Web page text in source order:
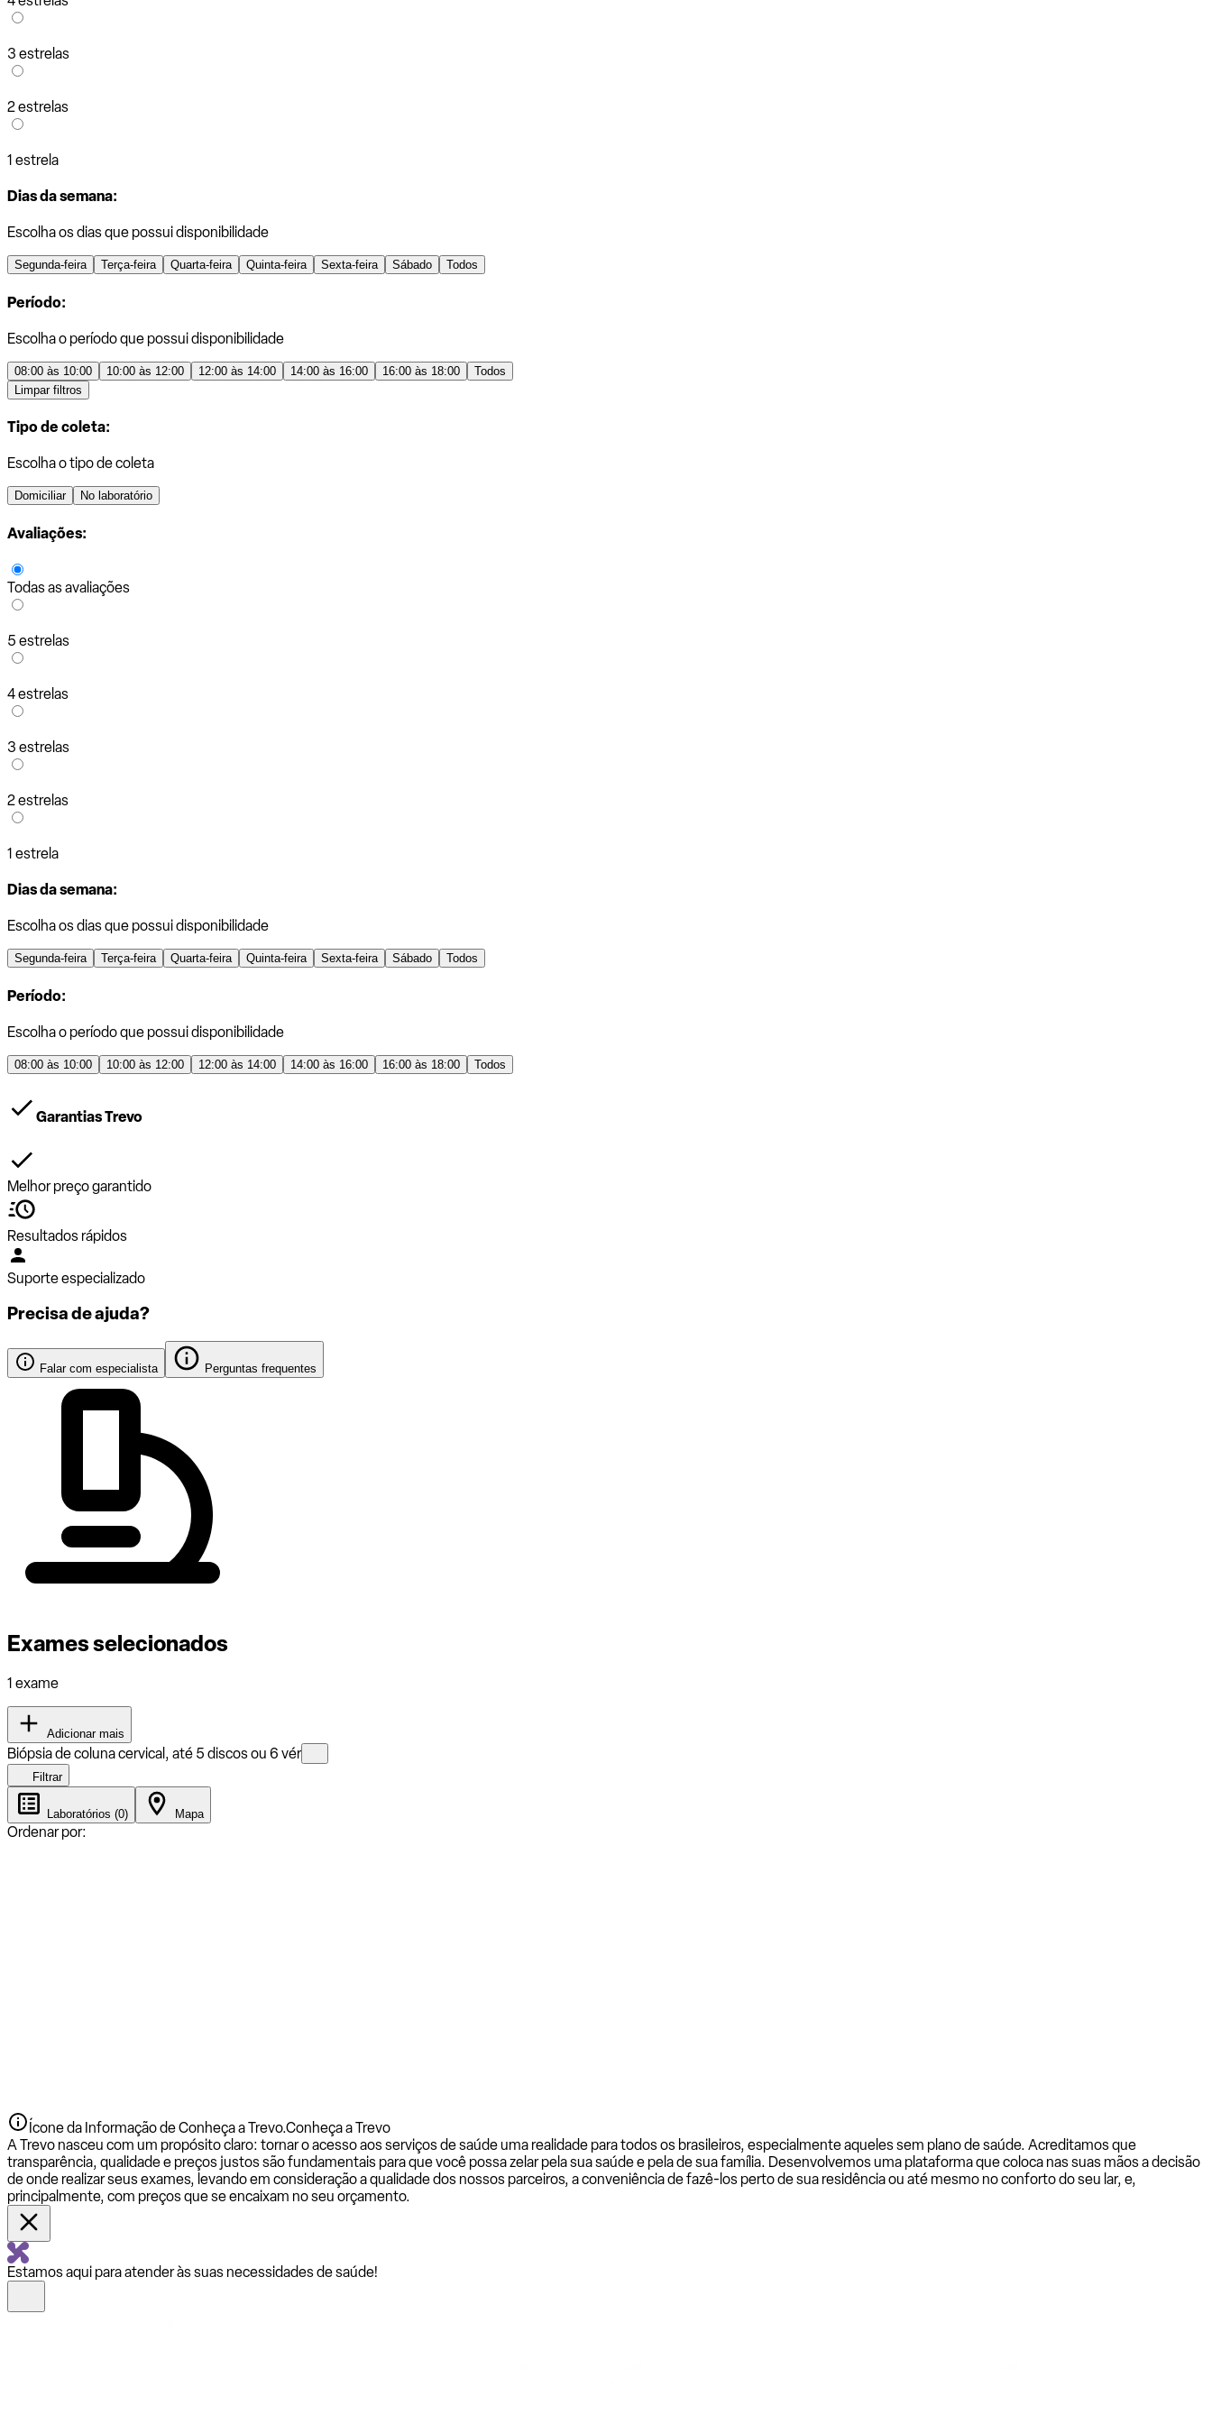
3 estrelas
2 estrelas
1 estrela
Dias da semana:
Escolha os dias que possui disponibilidade
Segunda-feira Terça-feira Quarta-feira Quinta-feira Sexta-feira Sábado Todos
Período:
Escolha o período que possui disponibilidade
08:00 às 10:00 10:00 às 12:00 12:00 às 14:00 14:00 às 16:00 16:00 às 18:00
Todos
Limpar filtros
Tipo de coleta:
Escolha o tipo de coleta
Domiciliar No laboratório
Avaliações:
Todas as avaliações
5 estrelas
4 estrelas
3 estrelas
2 estrelas
1 estrela
Dias da semana:
Escolha os dias que possui disponibilidade
Segunda-feira Terça-feira Quarta-feira Quinta-feira Sexta-feira Sábado Todos
Período:
Escolha o período que possui disponibilidade
08:00 às 10:00 10:00 às 12:00 12:00 às 14:00 14:00 às 16:00 16:00 às 18:00 Todos
Garantias Trevo
Melhor preço garantido
Resultados rápidos
Suporte especializado
Precisa de ajuda?
Falar com especialista Perguntas frequentes
Exames selecionados
1 exame
Adicionar mais
Biópsia de coluna cervical, até 5 discos ou 6 vér
Filtrar
Laboratórios (0) Mapa
Ordenar por:
Ícone da Informação de Conheça a Trevo.Conheça a Trevo
A Trevo nasceu com um propósito claro: tornar o acesso aos serviços de saúde uma realidade para todos os brasileiros, especialmente aqueles sem plano de saúde. Acreditamos que
transparência, qualidade e preços justos são fundamentais para que você possa zelar pela sua saúde e pela de sua família. Desenvolvemos uma plataforma que coloca nas suas mãos a decisão
de onde realizar seus exames, levando em consideração a qualidade dos nossos parceiros, a conveniência de fazê-los perto de sua residência ou até mesmo no conforto do seu lar, e,
principalmente, com preços que se encaixam no seu orçamento.
Estamos aqui para atender às suas necessidades de saúde!